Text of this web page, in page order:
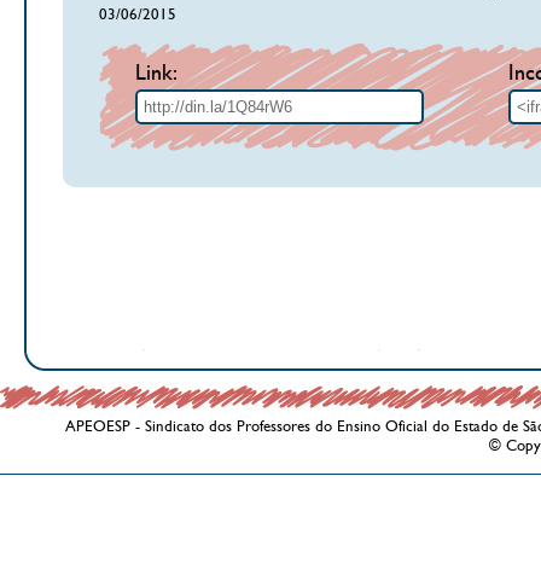
03/06/2015
Link:
APEOESP - Sindicato dos Professores do Ensino Oficial do Estado de
©